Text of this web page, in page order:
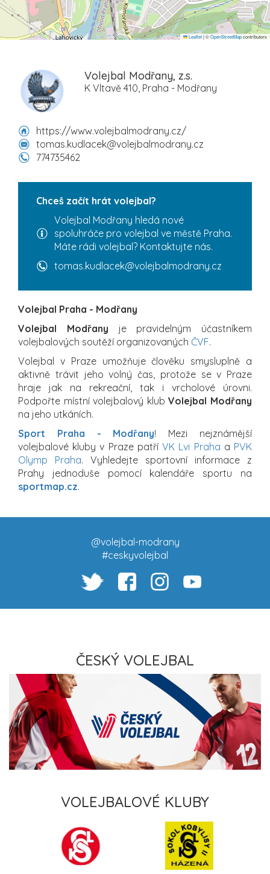
Leaflet|©OpenStreetMapcontributors
Volejbal Modřany, z.s.
K Vltavě 410, Praha - Modřany
https://www.volejbalmodrany.cz/
tomas.kudlacek@volejbalmodrany.cz
774735462
Chceš začít hrát volejbal?
Volejbal Modřany hledá nové
spoluhráče pro volejbal ve městě Praha.
Máte rádi volejbal? Kontaktujte nás.
tomas.kudlacek@volejbalmodrany.cz
Volejbal Praha - Modřany
Volejbal Modřany je pravidelným účastníkem
volejbalových soutěží organizovaných ČVF.
Volejbal v Praze umožňuje člověku smysluplně a
aktivně trávit jeho volný čas, protože se v Praze
hraje jak na rekreační, tak i vrcholové úrovni.
Podpořte místní volejbalový klubVolejbal Modřany
na jeho utkáních.
Sport Praha - Modřany! Mezi nejznámější
volejbalové kluby v Praze patříVK Lvi Praha a PVK
Olymp Praha. Vyhledejte sportovní informace z
Prahy jednoduše pomocí kalendáře sportu na
sportmap.cz.
@volejbal-modrany
#ceskyvolejbal
ČESKÝ VOLEJBAL
VOLEJBALOVÉ KLUBY